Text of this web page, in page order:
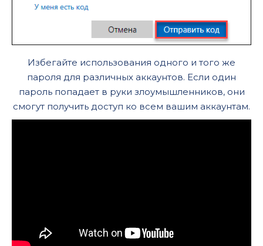
Избегайте использования одного и того же
пароля для различных аккаунтов. Если один
пароль попадает в руки злоумышленников, они
смогут получить доступ ко всем вашим аккаунтам.